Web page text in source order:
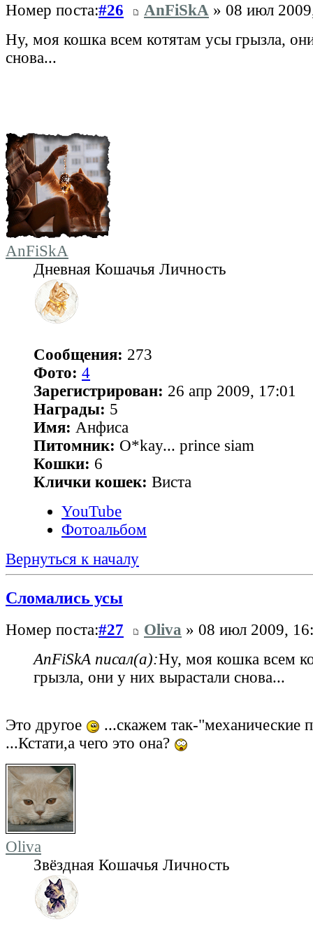
Номер поста:#26 AnFiSkA » 08 июл
Ну, моя кошка всем котятам усы грызла,
снова...
AnFiSkA
Дневная Кошачья Личность
Сообщения: 273
Фото: 4
Зарегистрирован: 26 апр 2009, 17:01
Награды: 5
Имя: Анфиса
Питомник: O*kay... prince siam
Кошки: 6
Клички кошек: Виста
YouTube
Фотоальбом
Вернуться к началу
Сломались усы
Номер поста:#27 Oliva » 08 июл 2009,
AnFiSkA писал(а):Ну, моя кошка всем
грызла, они у них вырастали снова...
Это другое
...скажем так-"механические
...Кстати,а чего это она?
Oliva
Звёздная Кошачья Личность